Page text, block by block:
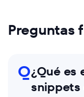
Preguntas
Q¿Qué es
snippets